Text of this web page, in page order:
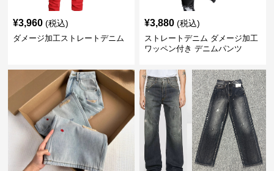
¥3,960 (税込)
ダメージ加工ストレートデニム
¥3,880 (税込)
ストレートデニム ダメージ加工
ワッペン付き デニムパンツ